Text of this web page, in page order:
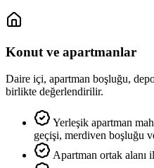
Konut ve apartmanlar
Daire içi, apartman boşluğu,
birlikte değerlendirilir.
Yerleşik apartman
geçişi, merdiven boşluğu
Apartman ortak alanı